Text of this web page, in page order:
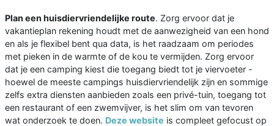
Plan een huisdiervriendelijke route. Zorg ervoor dat je
vakantieplan rekening houdt met de aanwezigheid van een hond
en als je flexibel bent qua data, is het raadzaam om periodes
met pieken in de warmte of de kou te vermijden. Zorg ervoor
dat je een camping kiest die toegang biedt tot je viervoeter -
hoewel de meeste campings huisdiervriendelijk zijn en sommige
zelfs extra diensten aanbieden zoals een privé-tuin, toegang tot
een restaurant of een zwemvijver, is het slim om van tevoren
wat onderzoek te doen. Deze website is compleet gefocust op